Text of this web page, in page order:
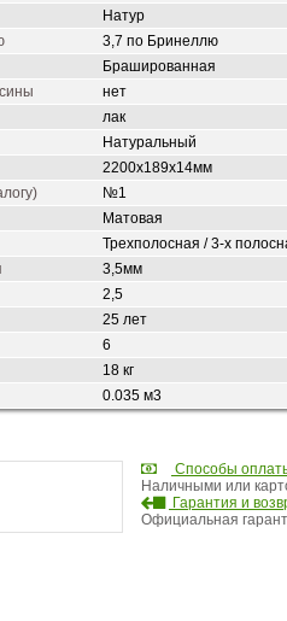
Натур
3,7 по Бринеллю
Брашированная
нет
лак
Натуральный
2200х189х14мм
№1
Матовая
Трехполосная / 3-х
3,5мм
2,5
25 лет
6
18 кг
0.035 м3
Способы
Наличными или
Гарантия и
Официальная